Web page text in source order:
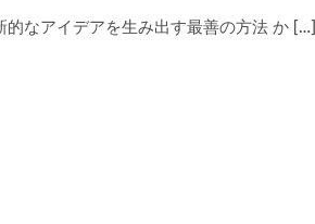
的なアイデアを生み出す最善の方法 か […]